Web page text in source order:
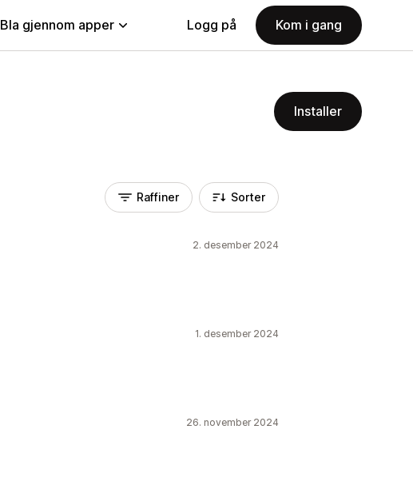
Bla gjennom apper Logg på Kom i gang
Installer
Raffiner Sorter
2. desember 2024
1. desember 2024
26. november 2024